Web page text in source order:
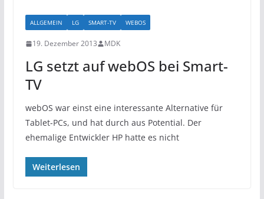
ALLGEMEIN LG SMART-TV WEBOS
19. Dezember 2013 MDK
LG setzt auf webOS bei Smart-
TV
webOS war einst eine interessante Alternative für
Tablet-PCs, und hat durch aus Potential. Der
ehemalige Entwickler HP hatte es nicht
Weiterlesen